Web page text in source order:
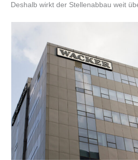
Deshalb wirkt der Stellenabbau weit